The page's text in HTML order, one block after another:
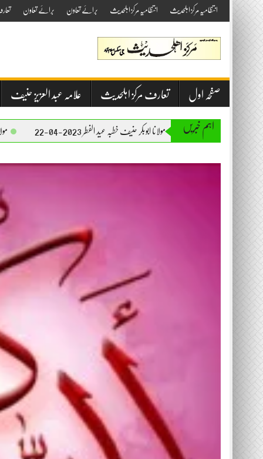
Skip
to
content
انتظامیہ مرکز اہلحدیث انتظامیہ مرکز اہلحدیث برائے تعاون برائے تعاون
صفحہ اول تعارف مرکز اہلحدیث علامہ عبد العزیز حنیف
اہم خبریں
مولانا ابوبکر حنیف خطبہ عید الفطر 2023-04-22 مولانا ابوبکر حنیف خطبہ